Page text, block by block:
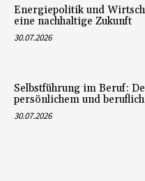
Energiepolitik und
eine nachhaltige Zukunft
30.07.2026
Selbstführung im Beruf:
persönlichem und
30.07.2026